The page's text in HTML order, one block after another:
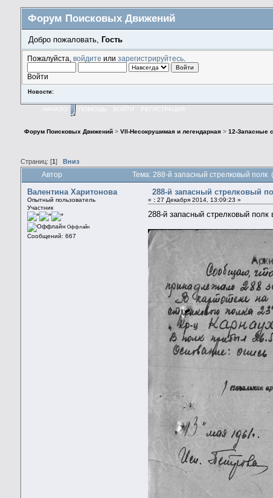
Форум Поисковых Движений
Добро пожаловать, Гость
Пожалуйста, войдите или зарегистрируйтесь.
Войти
Новости:
НАЧАЛО ПОМОЩЬ ВОЙТИ РЕГИСТРАЦИЯ
Форум Поисковых Движений >VII-Несокрушимая и легендарная >12-Запасные
Страниц: [1 ] Вниз
Автор Тема: 288-й запасный стрелковый полк
Валентина Харитонова
Опытный пользователь
Участник
Оффлайн
Сообщений: 667
288-й запасный стрелковый
« : 27 Декабря 2014, 13:09:23 »
288-й запасный стрелковый полк